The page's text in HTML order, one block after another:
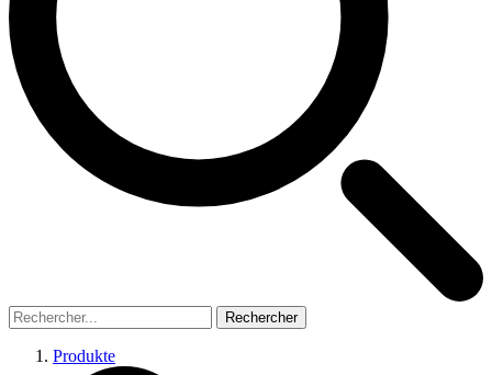
Rechercher
Produkte